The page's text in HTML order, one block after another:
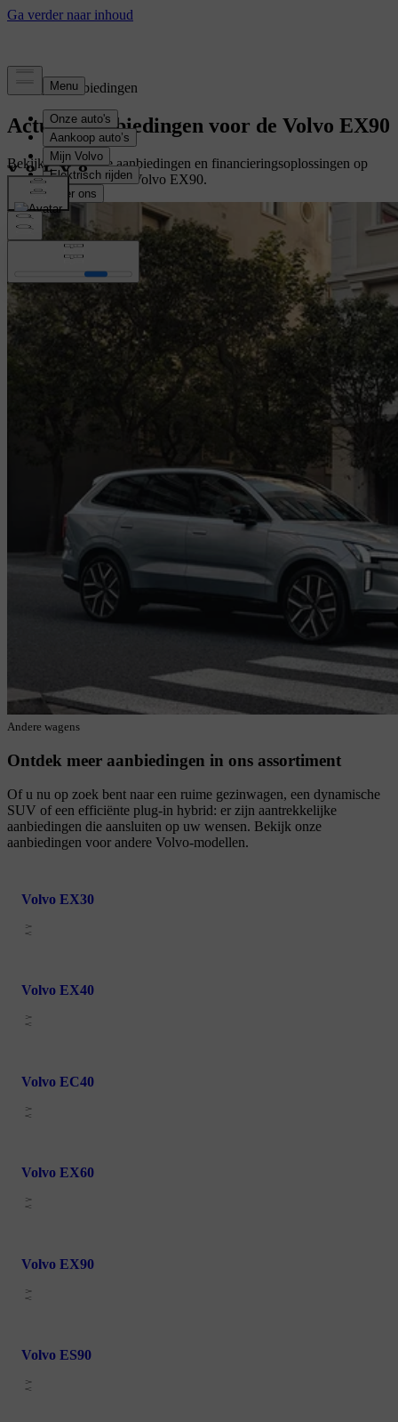
Tijdelijke aanbiedingen
Actuele aanbiedingen voor de Volvo EX90
Bekijk de tijdelijke aanbiedingen en financieringsoplossingen op
maat voor uw nieuwe Volvo EX90.
Andere wagens
Ontdek meer aanbiedingen in ons assortiment
Of u nu op zoek bent naar een ruime gezinwagen, een dynamische
SUV of een efficiënte plug-in hybrid: er zijn aantrekkelijke
aanbiedingen die aansluiten op uw wensen. Bekijk onze
aanbiedingen voor andere Volvo-modellen.
Volvo EX30
Volvo EX40
Volvo EC40
Volvo EX60
Volvo EX90
Volvo ES90